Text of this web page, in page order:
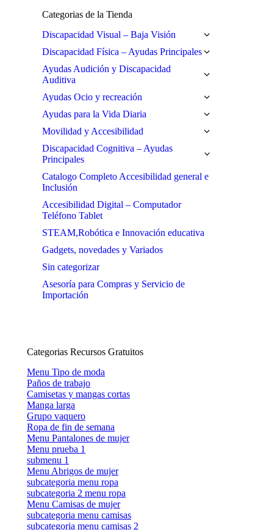
Categorias de la Tienda
Discapacidad Visual – Baja Visión
Discapacidad Física – Ayudas Principales
Ayudas Audición y Discapacidad
Auditiva
Ayudas Ocio y recreación
Ayudas para la Vida Diaria
Movilidad y Accesibilidad
Discapacidad Cognitiva – Ayudas
Principales
Catalogo Completo Accesibilidad general e
Inclusión
Accesibilidad Digital – Computador
Teléfono Tablet
STEAM,Robótica e Innovación educativa
Gadgets, novedades y Variados
Sin categorizar
Asesoría para Compras y Servicio de
Importación
Categorias Recursos Gratuitos
Menu Tipo de moda
Paños de trabajo
Camisetas y mangas cortas
Manga larga
Grupo vaquero
Ropa de fin de semana
Menu Pantalones de mujer
Menu prueba 1
submenu 1
Menu Abrigos de mujer
subcategoria menu ropa
subcategoria 2 menu ropa
Menu Camisas de mujer
subcategoria menu camisas
subcategoria menu camisas 2